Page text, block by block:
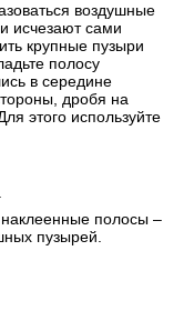
воздушные
исчезают сами
крупные пузыри
полосу
в середине
дробя на
этого используйте
.
полосы –
пузырей.